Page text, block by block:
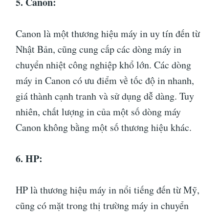
Canon là một thương hiệu máy in uy tín đến từ
Nhật Bản, cũng cung cấp các dòng máy in
chuyển nhiệt công nghiệp khổ lớn. Các dòng
máy in Canon có ưu điểm về tốc độ in nhanh,
giá thành cạnh tranh và sử dụng dễ dàng. Tuy
nhiên, chất lượng in của một số dòng máy
Canon không bằng một số thương hiệu khác.
6. HP:
HP là thương hiệu máy in nổi tiếng đến từ Mỹ,
cũng có mặt trong thị trường máy in chuyển